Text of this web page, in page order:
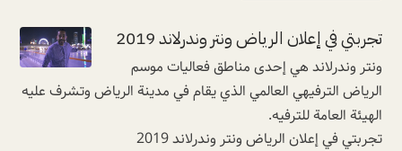
تجربتي في إعلان الرياض ونتر وندرلاند 2019
ونتر وندرلاند هي إحدى مناطق فعاليات موسم
الرياض الترفيهي العالمي الذي يقام في مدينة الرياض وتشرف عليه
الهيئة العامة للترفيه.
تجربتي في إعلان الرياض ونتر وندرلاند 2019